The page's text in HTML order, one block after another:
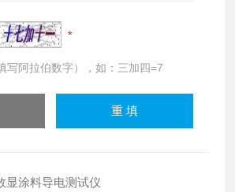
写阿拉伯数字），如：三加四=7
显涂料导电测试仪